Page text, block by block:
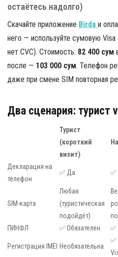
остаётесь надолго)
Скачайте приложение Birda и
него — используйте сумовую
нет CVC). Стоимость: 82 400 сум
после — 103 000 сум. Телефон
даже при смене SIM повторная
Два сценария: турист
Турист
(короткий
визит)
Декларация на
телефон
✅ Да
SIM-карта
Любая
(туристическая
подойдёт)
ПИНФЛ
✅ Обязателен ✅
Регистрация IMEI Необязательна
✅